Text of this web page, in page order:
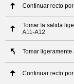
Continuar recto
Tomar la salida
A11-A12
Tomar
Continuar recto